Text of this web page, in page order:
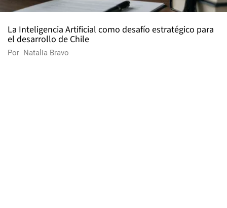
La Inteligencia Artificial como desafío estratégico para
el desarrollo de Chile
Por Natalia Bravo